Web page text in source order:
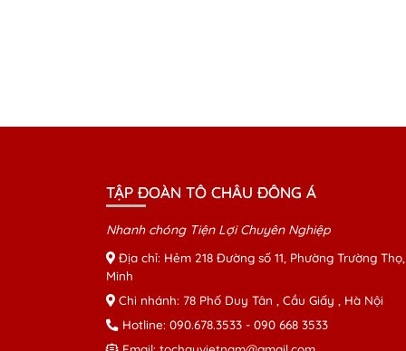
TẬP ĐOÀN TÔ CHÂU ĐÔNG Á
Nhanh chóng Tiện Lợi Chuyên Nghiệp
Địa chỉ: Hẻm 218 Đường số 11, Phường Trường
Minh
Chi nhánh: 78 Phố Duy Tân , Cầu Giấy , Hà Nội
Hotline: 090.678.3533 - 090 668 3533